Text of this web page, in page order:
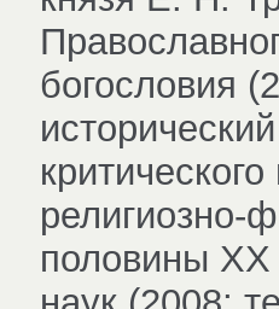
богословия
религиозно-
половины